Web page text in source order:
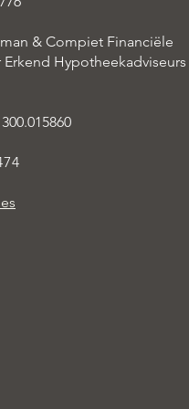
& Compiet Financiële
Hypotheekadviseurs